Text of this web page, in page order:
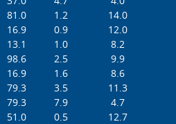
81.0 1.2
14.0
16.9 0.9
12.0
13.1 1.0
8.2
98.6 2.5
9.9
16.9 1.6
8.6
79.3 3.5
11.3
79.3 7.9
4.7
51.0 0.5
12.7